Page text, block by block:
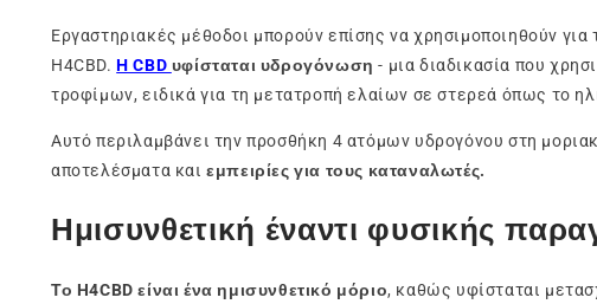
Εργαστηριακές μέθοδοι μπορούν επίσης να χρησιμοποιηθούν
H4CBD. Η CBD υφίσταται υδρογόνωση - μια διαδικασία που
τροφίμων, ειδικά για τη μετατροπή ελαίων σε στερεά όπως το
Αυτό περιλαμβάνει την προσθήκη 4 ατόμων υδρογόνου στη
αποτελέσματα καιεμπειρίες για τους καταναλωτές.
Ημισυνθετική έναντι φυσικής
Το H4CBD είναι ένα ημισυνθετικό μόριο, καθώς υφίσταται